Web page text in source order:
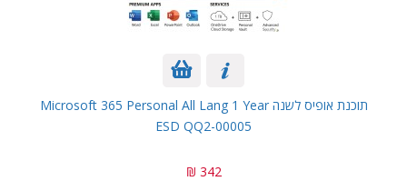
תוכנת אופיס לשנה Microsoft 365 Personal All Lang 1 Year
ESD QQ2-00005
342 ₪